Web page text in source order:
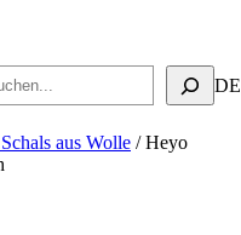
DE
aus Wolle / Heyo